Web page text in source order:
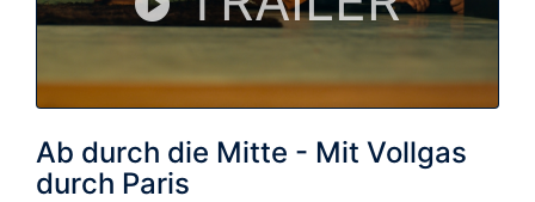
Ab durch die Mitte - Mit Vollgas
durch Paris